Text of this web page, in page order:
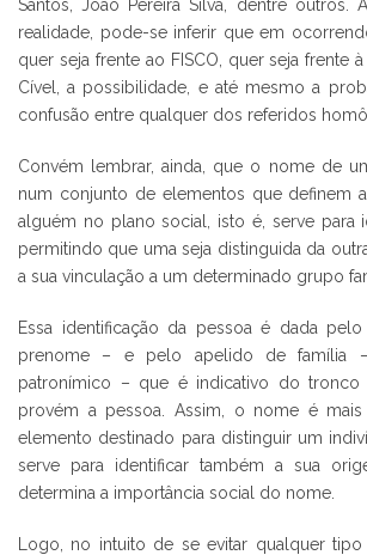
Santos, João Pereira Silva, dentre outros.
realidade, pode-se inferir que em
quer seja frente ao FISCO, quer seja frente
Cível, a possibilidade, e até mesmo a
confusão entre qualquer dos referidos
Convém lembrar, ainda, que o nome de
num conjunto de elementos que definem
alguém no plano social, isto é, serve para
permitindo que uma seja distinguida da
a sua vinculação a um determinado grupo
Essa identificação da pessoa é dada
prenome – e pelo apelido de família
patronímico – que é indicativo do tronco
provém a pessoa. Assim, o nome é
elemento destinado para distinguir um
serve para identificar também a sua
determina a importância social do nome.
Logo, no intuito de se evitar qualquer tipo